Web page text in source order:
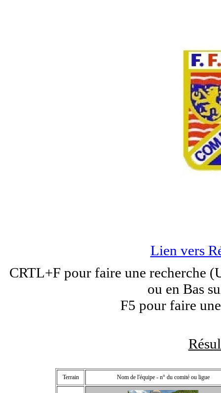
Lien vers
CRTL+F pour faire une recherche
ou en Bas
F5 pour faire
Terrain Nom de l'équipe - n° du comité ou ligue